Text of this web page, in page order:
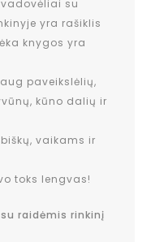
su
yra rašiklis
knygos yra
paveikslėlių,
kūno dalių ir
vaikams ir
toks lengvas!
raidėmis rinkinį